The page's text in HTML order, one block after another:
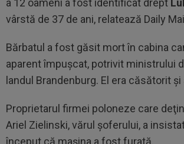
a 12 oameni a fost identificat drept
vârstă de 37 de ani, relatează Daily
Bărbatul a fost găsit mort în cabina
aparent împuşcat, potrivit ministrului
landul Brandenburg. El era căsătorit
Proprietarul firmei poloneze care
Ariel Zielinski, vărul şoferului, a
început că maşina a fost furată.